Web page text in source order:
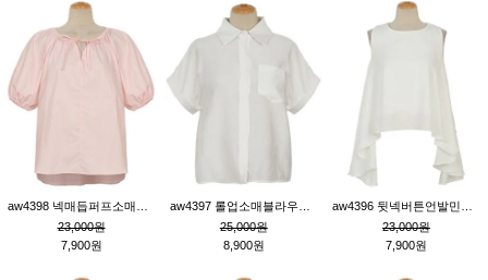
23,000원
7,900원
25,000원
8,900원
23,000원
7,900원